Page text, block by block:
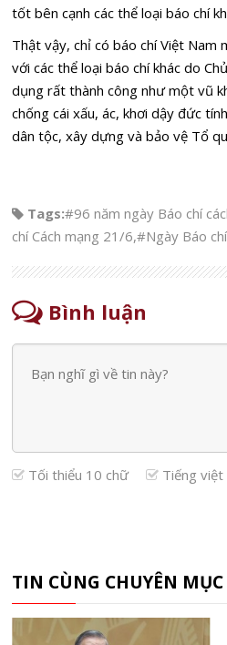
tốt bên cạnh các thể loại báo chí
Thật vậy, chỉ có báo chí Việt
với các thể loại báo chí khác do
dụng rất thành công như một vũ
chống cái xấu, ác, khơi dậy đức
dân tộc, xây dựng và bảo vệ Tổ
Tags:#96 năm ngày Báo chí
chí Cách mạng 21/6,#Ngày Báo
Bình luận
Tối thiểu 10 chữ Tiếng việt
TIN CÙNG CHUYÊN MỤC